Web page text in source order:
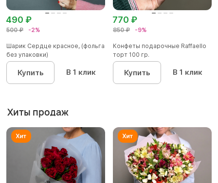
500 ₽ -2%
490 ₽
Шарик Сердце красное, (фольга
без упаковки)
Купить В 1 клик
850 ₽ -9%
770 ₽
Конфеты подарочные Raffaello
торт 100 гр.
Купить В 1 клик
Хиты продаж